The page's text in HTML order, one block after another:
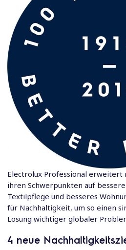
Electrolux Professional
ihren Schwerpunkten auf
Textilpflege und besseres
für Nachhaltigkeit, um so einen
Lösung wichtiger globaler
4 neue